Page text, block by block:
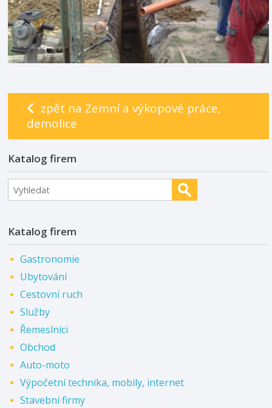
zpět na Zemní a výkopové práce,
demolice
Katalog firem
Katalog firem
Gastronomie
Ubytování
Cestovní ruch
Služby
Řemeslníci
Obchod
Auto-moto
Výpočetní technika, mobily, internet
Stavební firmy